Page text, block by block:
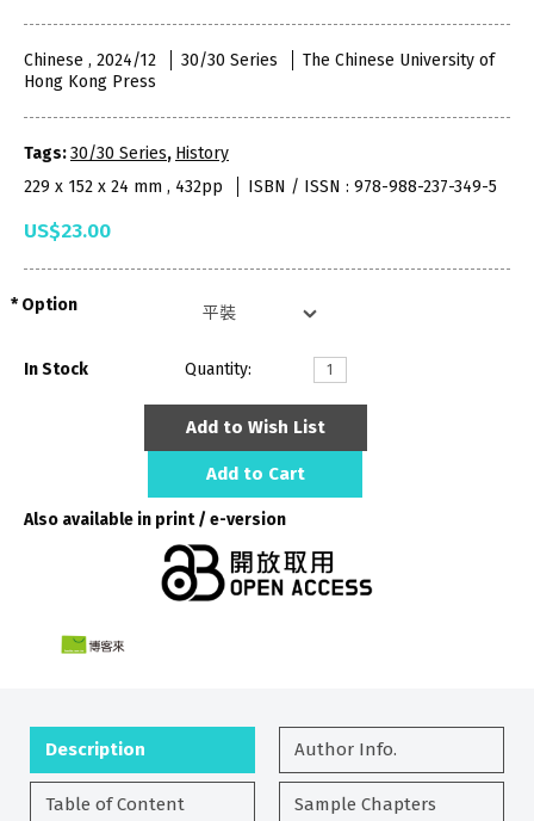
Chinese , 2024/12 30/30 Series
The Chinese University of
Hong Kong Press
Tags:30/30 Series, History
229 x 152 x 24 mm , 432pp
ISBN / ISSN : 978-988-237-349-5
US$23.00
Option
In Stock Quantity:
Add to Wish List
Add to Cart
Also available in print / e-version
Description Author Info.
Table of Content Sample Chapters